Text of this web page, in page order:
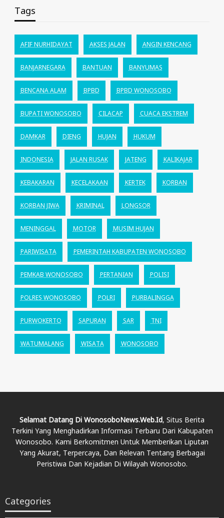
Tags
AFIF NURHIDAYAT AKSES JALAN ANGIN KENCANG
BANJARNEGARA BANTUAN BANYUMAS
BENCANA ALAM BPBD BPBD WONOSOBO
BUPATI WONOSOBO CILACAP CUACA EKSTREM
DAMKAR DIENG HUJAN HUKUM
INDONESIA JALAN RUSAK JATENG KALIKAJAR
KEBAKARAN KECELAKAAN KERTEK KORBAN
KORBAN JIWA KRIMINAL LONGSOR
MENINGGAL MOTOR MUSIM HUJAN
PARIWISATA PEMERINTAH KABUPATEN WONOSOBO
PEMKAB WONOSOBO PERTANIAN POLISI
POLRES WONOSOBO POLRI PURBALINGGA
PURWOKERTO SAPURAN SAR TNI
WATUMALANG WISATA WONOSOBO
Selamat Datang Di WonosoboNews.web.id, Situs Berita
Terkini Yang Menghadirkan Informasi Terbaru Dari Kabupaten
Wonosobo. Kami Berkomitmen Untuk Memberikan Liputan
Yang Akurat, Terpercaya, Dan Relevan Tentang Berbagai
Peristiwa Dan Kejadian Di Wilayah Wonosobo.
Categories